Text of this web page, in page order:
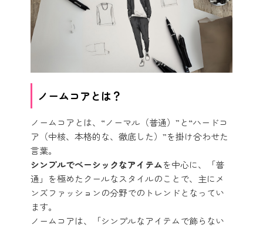
ノームコアとは？
ノームコアとは、“ノーマル（普通）”と“ハードコ
ア（中核、本格的な、徹底した）”を掛け合わせた
言葉。
シンプルでベーシックなアイテムを中心に、「普
通」を極めたクールなスタイルのことで、主にメ
ンズファッションの分野でのトレンドとなってい
ます。
ノームコアは、「シンプルなアイテムで飾らない